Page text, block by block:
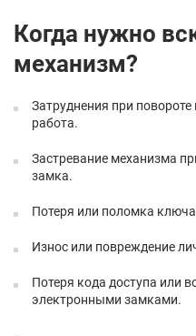
Когда нужно
механизм?
Затруднения при
работа.
Застревание механизма
замка.
Потеря или поломка
Износ или повреждение
Потеря кода доступа или
электронными замками.